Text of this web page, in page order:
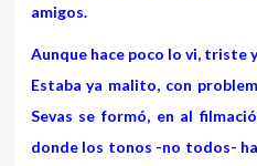
amigos.
Aunque hace poco lo vi, triste
Estaba ya malito, con
Sevas se formó, en al
donde los tonos -no todos-